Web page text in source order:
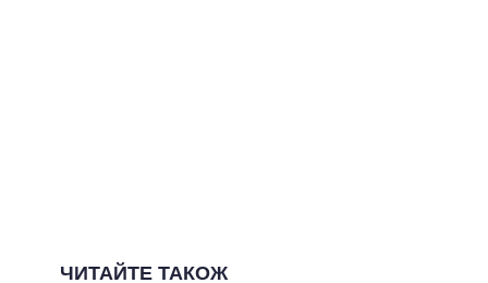
ЧИТАЙТЕ ТАКОЖ